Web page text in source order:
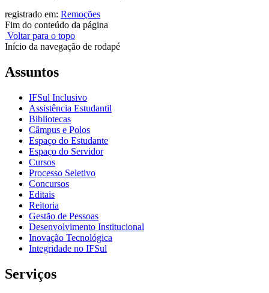
registrado em: Remoções
Fim do conteúdo da página
Voltar para o topo
Início da navegação de rodapé
Assuntos
IFSul Inclusivo
Assistência Estudantil
Bibliotecas
Câmpus e Polos
Espaço do Estudante
Espaço do Servidor
Cursos
Processo Seletivo
Concursos
Editais
Reitoria
Gestão de Pessoas
Desenvolvimento Institucional
Inovação Tecnológica
Integridade no IFSul
Serviços